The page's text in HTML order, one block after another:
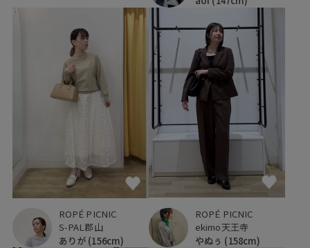
ROPÉ PICNIC
S-PAL郡山
ありが (156cm)
ROPÉ PICNIC
ekimo天王寺
やぬぅ (158cm)